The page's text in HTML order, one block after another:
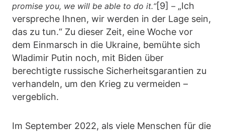
promise you, we will be able to do it.“[9] – „Ich
verspreche Ihnen, wir werden in der Lage sein,
das zu tun.“ Zu dieser Zeit, eine Woche vor
dem Einmarsch in die Ukraine, bemühte sich
Wladimir Putin noch, mit Biden über
berechtigte russische Sicherheitsgarantien zu
verhandeln, um den Krieg zu vermeiden –
vergeblich.
Im September 2022, als viele Menschen für die